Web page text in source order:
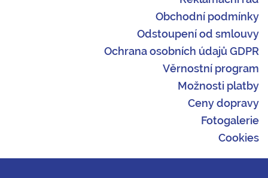
Obchodní podmínky
Odstoupení od smlouvy
Ochrana osobních údajů GDPR
Věrnostní program
Možnosti platby
Ceny dopravy
Fotogalerie
Cookies